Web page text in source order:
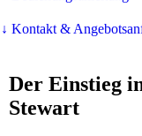
↓ Kontakt &
Der Einstieg
Stewart